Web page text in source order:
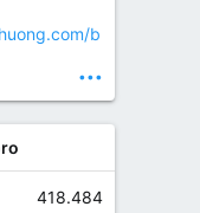
b
•••
418.484